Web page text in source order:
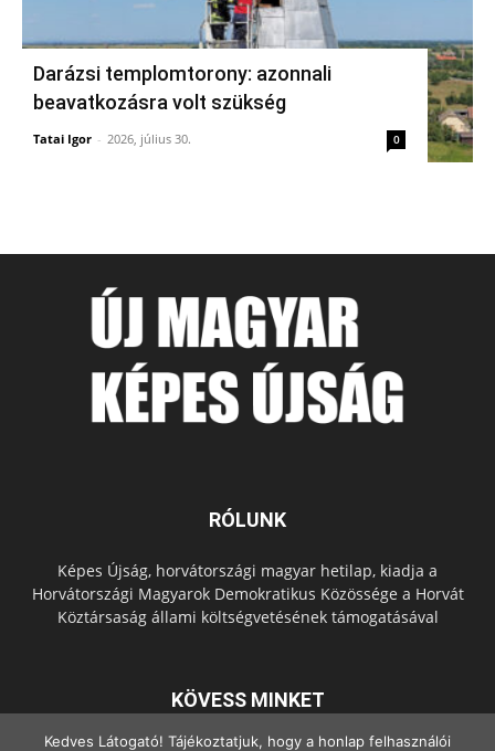
Darázsi templomtorony: azonnali
beavatkozásra volt szükség
Tatai Igor - 2026, július 30. 0
RÓLUNK
Képes Újság, horvátországi magyar hetilap, kiadja a
Horvátországi Magyarok Demokratikus Közössége a Horvát
Köztársaság állami költségvetésének támogatásával
KÖVESS MINKET
Kedves Látogató! Tájékoztatjuk, hogy a honlap felhasználói